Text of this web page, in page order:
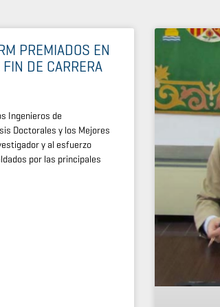
PREMIADOS EN
DE CARRERA
Ingenieros de
Doctorales y los Mejores
y al esfuerzo
por las principales